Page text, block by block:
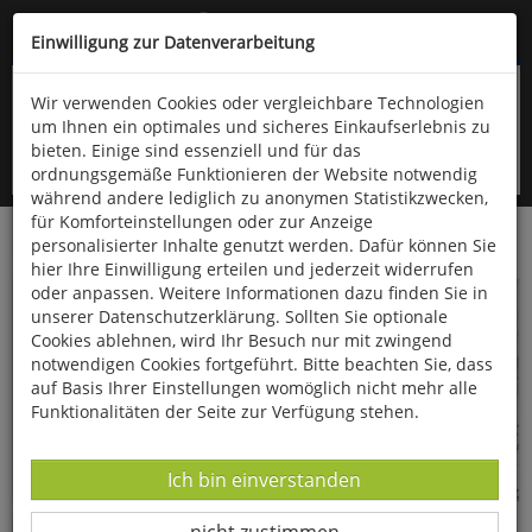
Kompletten Head der Seite überspringen
oder (06766) 9323-960
Startseite Bücher Literatur
Sprachwissenschaften Belletristik
Einwilligung zur Datenverarbeitung
Wir verwenden Cookies oder vergleichbare Technologien
um Ihnen ein optimales und sicheres Einkaufserlebnis zu
bieten. Einige sind essenziell und für das
ordnungsgemäße Funktionieren der Website notwendig
während andere lediglich zu anonymen Statistikzwecken,
für Komforteinstellungen oder zur Anzeige
personalisierter Inhalte genutzt werden. Dafür können Sie
hier Ihre Einwilligung erteilen und jederzeit widerrufen
oder anpassen. Weitere Informationen dazu finden Sie in
unserer Datenschutzerklärung. Sollten Sie optionale
Cookies ablehnen, wird Ihr Besuch nur mit zwingend
notwendigen Cookies fortgeführt. Bitte beachten Sie, dass
auf Basis Ihrer Einstellungen womöglich nicht mehr alle
Funktionalitäten der Seite zur Verfügung stehen.
Datenverarbeitung -
Ich bin einverstanden